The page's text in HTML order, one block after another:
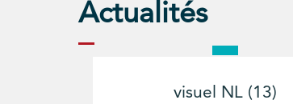
Actualités
visuel NL (13)